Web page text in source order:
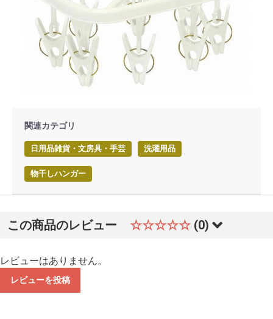
関連カテゴリ
日用品雑貨・文房具・手芸 洗濯用品
物干しハンガー
この商品のレビュー ☆☆☆☆☆ (0)
レビューはありません。
レビューを投稿